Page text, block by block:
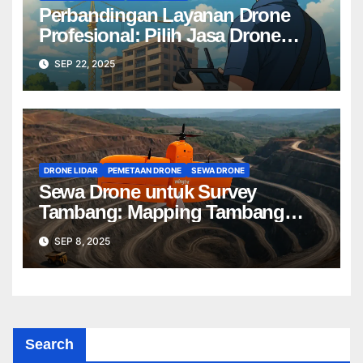
Perbandingan Layanan Drone
Profesional: Pilih Jasa Drone
Terbaik untuk Proyek Anda
SEP 22, 2025
DRONE LIDAR PEMETAAN DRONE SEWA DRONE
Sewa Drone untuk Survey
Tambang: Mapping Tambang
Profesional Lebih Cepat & Akurat
SEP 8, 2025
Search